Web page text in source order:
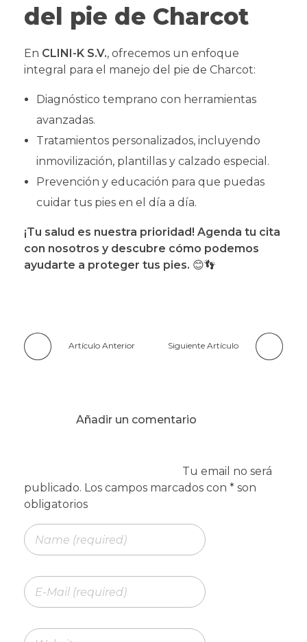
del pie de Charcot
En CLINI-K S.V., ofrecemos un enfoque
integral para el manejo del pie de Charcot:
Diagnóstico temprano con herramientas
avanzadas.
Tratamientos personalizados, incluyendo
inmovilización, plantillas y calzado especial.
Prevención y educación para que puedas
cuidar tus pies en el día a día.
¡Tu salud es nuestra prioridad! Agenda tu cita
con nosotros y descubre cómo podemos
ayudarte a proteger tus pies. 😊👣
Artículo Anterior Siguiente Artículo